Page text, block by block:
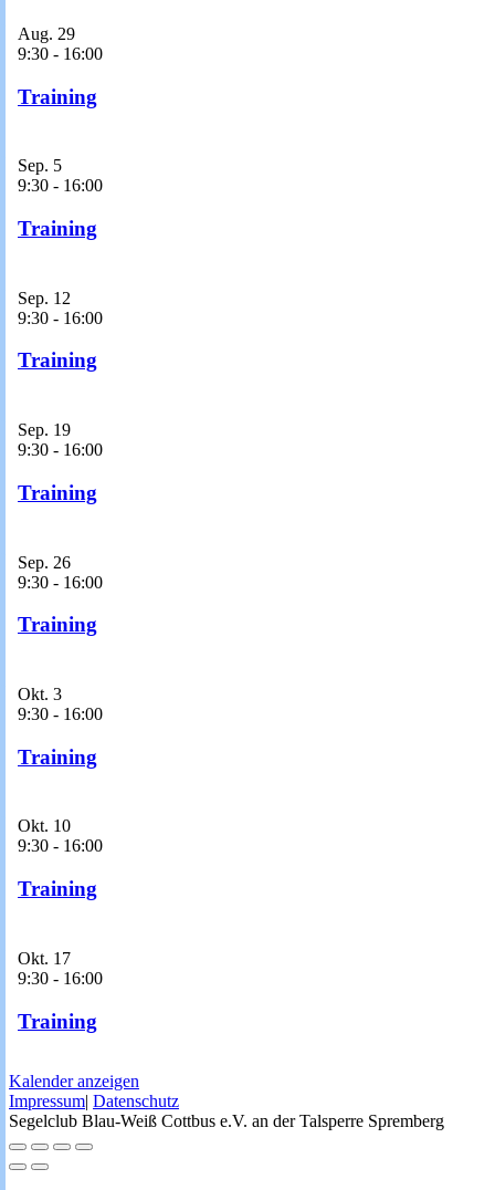
Aug. 29
9:30 - 16:00
Training
Sep. 5
9:30 - 16:00
Training
Sep. 12
9:30 - 16:00
Training
Sep. 19
9:30 - 16:00
Training
Sep. 26
9:30 - 16:00
Training
Okt. 3
9:30 - 16:00
Training
Okt. 10
9:30 - 16:00
Training
Okt. 17
9:30 - 16:00
Training
Kalender anzeigen
Impressum| Datenschutz
Segelclub Blau-Weiß Cottbus e.V. an der Talsperre Spremberg